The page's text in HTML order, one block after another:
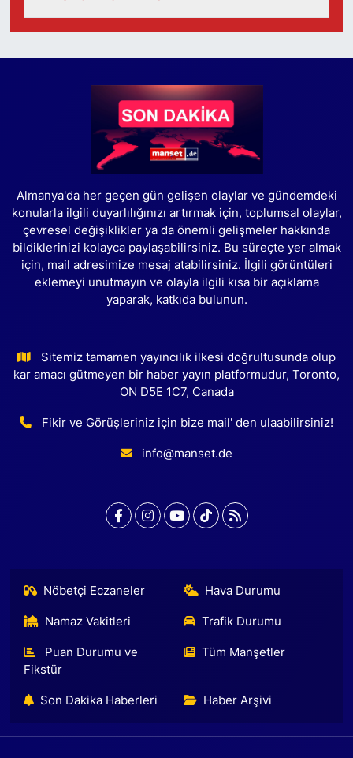
Almanya'da her geçen gün gelişen olaylar ve gündemdeki
konularla ilgili duyarlılığınızı artırmak için, toplumsal olaylar,
çevresel değişiklikler ya da önemli gelişmeler hakkında
bildiklerinizi kolayca paylaşabilirsiniz. Bu süreçte yer almak
için, mail adresimize mesaj atabilirsiniz. İlgili görüntüleri
eklemeyi unutmayın ve olayla ilgili kısa bir açıklama
yaparak, katkıda bulunun.
Sitemiz tamamen yayıncılık ilkesi doğrultusunda olup
kar amacı gütmeyen bir haber yayın platformudur, Toronto,
ON D5E 1C7, Canada
Fikir ve Görüşleriniz için bize mail' den ulaabilirsiniz!
info@manset.de
Nöbetçi Eczaneler Hava Durumu
Namaz Vakitleri Trafik Durumu
Puan Durumu ve
Fikstür
Tüm Manşetler
Son Dakika Haberleri Haber Arşivi